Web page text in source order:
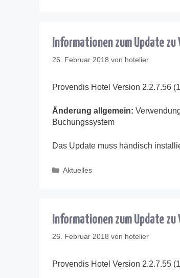
Informationen zum Update
26. Februar 2018 von hotelier
Provendis Hotel Version 2.2.7.56
Änderung allgemein:
Buchungssystem
Das Update muss händisch
Kategorien
Aktuelles
Informationen zum Update
26. Februar 2018 von hotelier
Provendis Hotel Version 2.2.7.55